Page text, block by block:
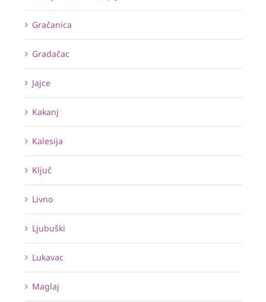
Gračanica
Gradačac
Jajce
Kakanj
Kalesija
Ključ
Livno
Ljubuški
Lukavac
Maglaj